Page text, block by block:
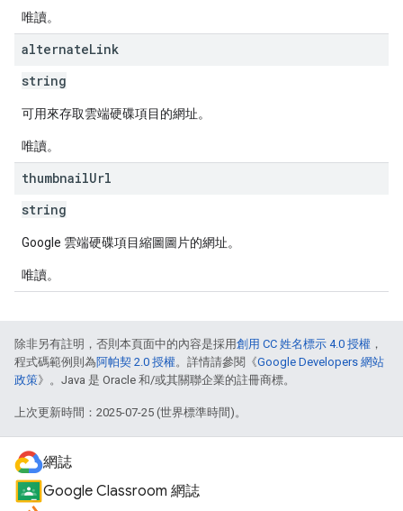
唯讀。
alternateLink
string
可用來存取雲端硬碟項目的網址。
唯讀。
thumbnailUrl
string
Google 雲端硬碟項目縮圖圖片的網址。
唯讀。
除非另有註明，否則本頁面中的內容是採用創用 CC 姓名標示 4.0 授權 ，
程式碼範例則為阿帕契 2.0 授權。詳情請參閱《Google Developers 網站
政策》。Java 是 Oracle 和/或其關聯企業的註冊商標。
上次更新時間：2025-07-25 (世界標準時間)。
網誌
Google Classroom 網誌